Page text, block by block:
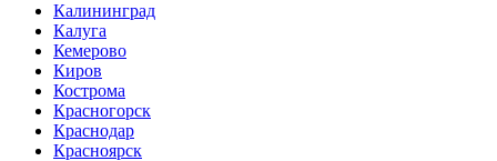
Калининград
Калуга
Кемерово
Киров
Кострома
Красногорск
Краснодар
Красноярск